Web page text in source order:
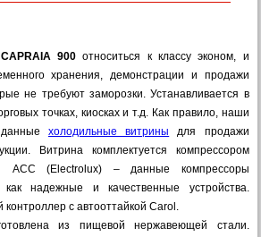
900 относиться к классу эконом, и
хранения, демонстрации и продажи
не требуют заморозки. Устанавливается в
точках, киосках и т.д. Как правило, наши
холодильные витрины для продажи
Витрина комплектуется компрессором
ACC (Electrolux) – данные компрессоры
как надежные и качественные устройства.
с автооттайкой Carol.
из пищевой нержавеющей стали.